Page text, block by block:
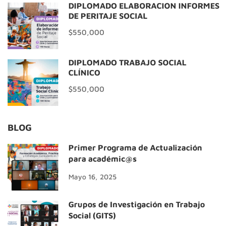
DIPLOMADO ELABORACIÓN INFORMES
DE PERITAJE SOCIAL
$550,000
DIPLOMADO TRABAJO SOCIAL
CLÍNICO
$550,000
BLOG
Primer Programa de Actualización
para académic@s
Mayo 16, 2025
Grupos de Investigación en Trabajo
Social (GITS)